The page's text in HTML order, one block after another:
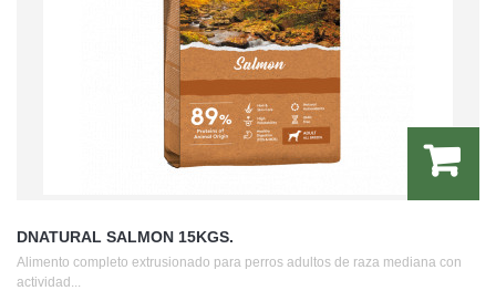
DNATURAL SALMON 15KGS.
Alimento completo extrusionado para perros adultos de raza mediana con
actividad...